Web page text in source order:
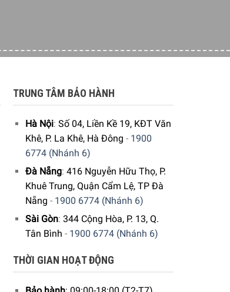
TRUNG TÂM BẢO HÀNH
Hà Nội: Số 04, Liền Kề 19, KĐT Văn
Khê, P. La Khê, Hà Đông - 1900
6774 (Nhánh 6)
Đà Nẵng: 416 Nguyễn Hữu Thọ, P.
Khuê Trung, Quận Cẩm Lệ, TP Đà
Nẵng - 1900 6774 (Nhánh 6)
Sài Gòn: 344 Cộng Hòa, P. 13, Q.
Tân Bình - 1900 6774 (Nhánh 6)
THỜI GIAN HOẠT ĐỘNG